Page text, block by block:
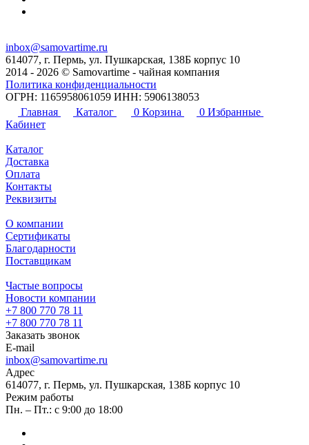
inbox@samovartime.ru
614077, г. Пермь, ул. Пушкарская, 138Б корпус 10
2014 - 2026 © Samovartime - чайная компания
Политика конфиденциальности
ОГРН: 1165958061059 ИНН: 5906138053
Главная
Каталог 0 Корзина 0 Избранные
Кабинет
Каталог
Доставка
Оплата
Контакты
Реквизиты
О компании
Сертификаты
Благодарности
Поставщикам
Частые вопросы
Новости компании
+7 800 770 78 11
+7 800 770 78 11
Заказать звонок
E-mail
inbox@samovartime.ru
Адрес
614077, г. Пермь, ул. Пушкарская, 138Б корпус 10
Режим работы
Пн. – Пт.: с 9:00 до 18:00